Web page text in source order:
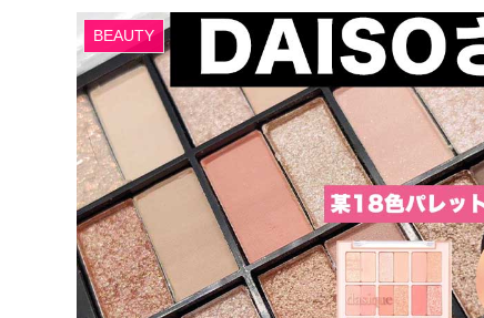
BEAUTY